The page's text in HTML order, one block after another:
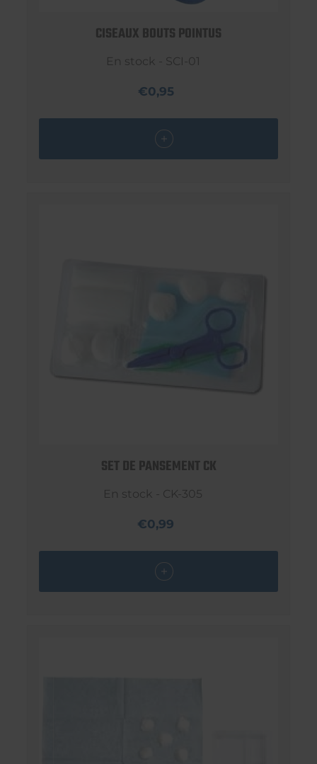
CISEAUX BOUTS POINTUS
En stock - SCI-01
€0,95
SET DE PANSEMENT CK
En stock - CK-305
€0,99